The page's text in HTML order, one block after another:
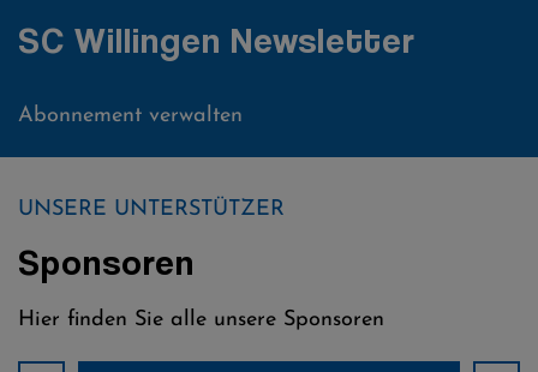
SC Willingen Newsletter
Abonnement verwalten
UNSERE UNTERSTÜTZER
Sponsoren
Hier finden Sie alle unsere Sponsoren